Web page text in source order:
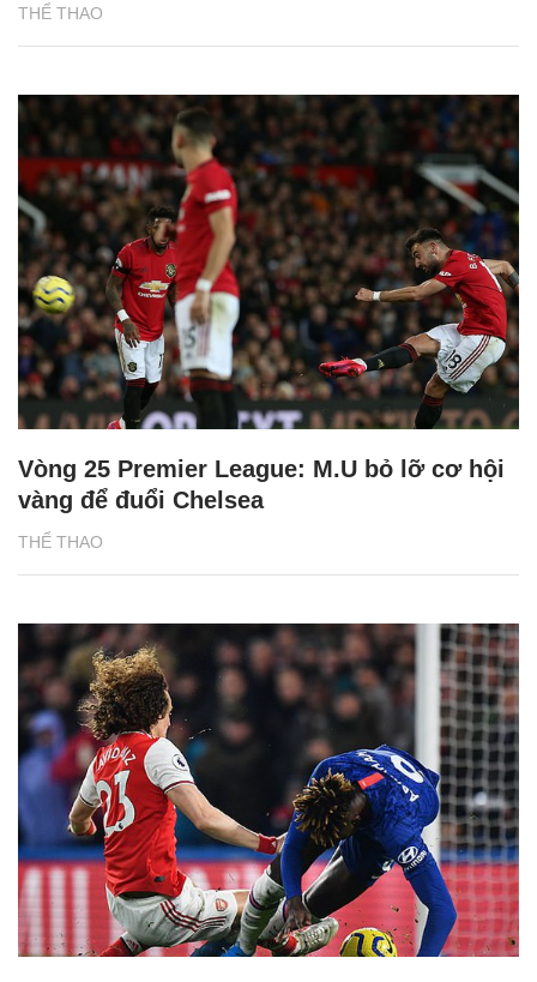
THỂ THAO
THỂ THAO
Vòng 25 Premier League: M.U bỏ lỡ cơ hội
vàng để đuổi Chelsea